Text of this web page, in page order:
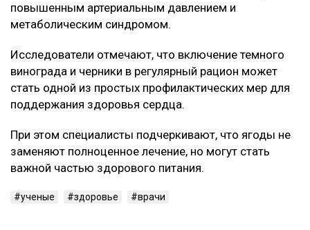
повышенным артериальным давлением и
метаболическим синдромом.
Исследователи отмечают, что включение темного
винограда и черники в регулярный рацион может
стать одной из простых профилактических мер для
поддержания здоровья сердца.
При этом специалисты подчеркивают, что ягоды не
заменяют полноценное лечение, но могут стать
важной частью здорового питания.
ученые здоровье врачи